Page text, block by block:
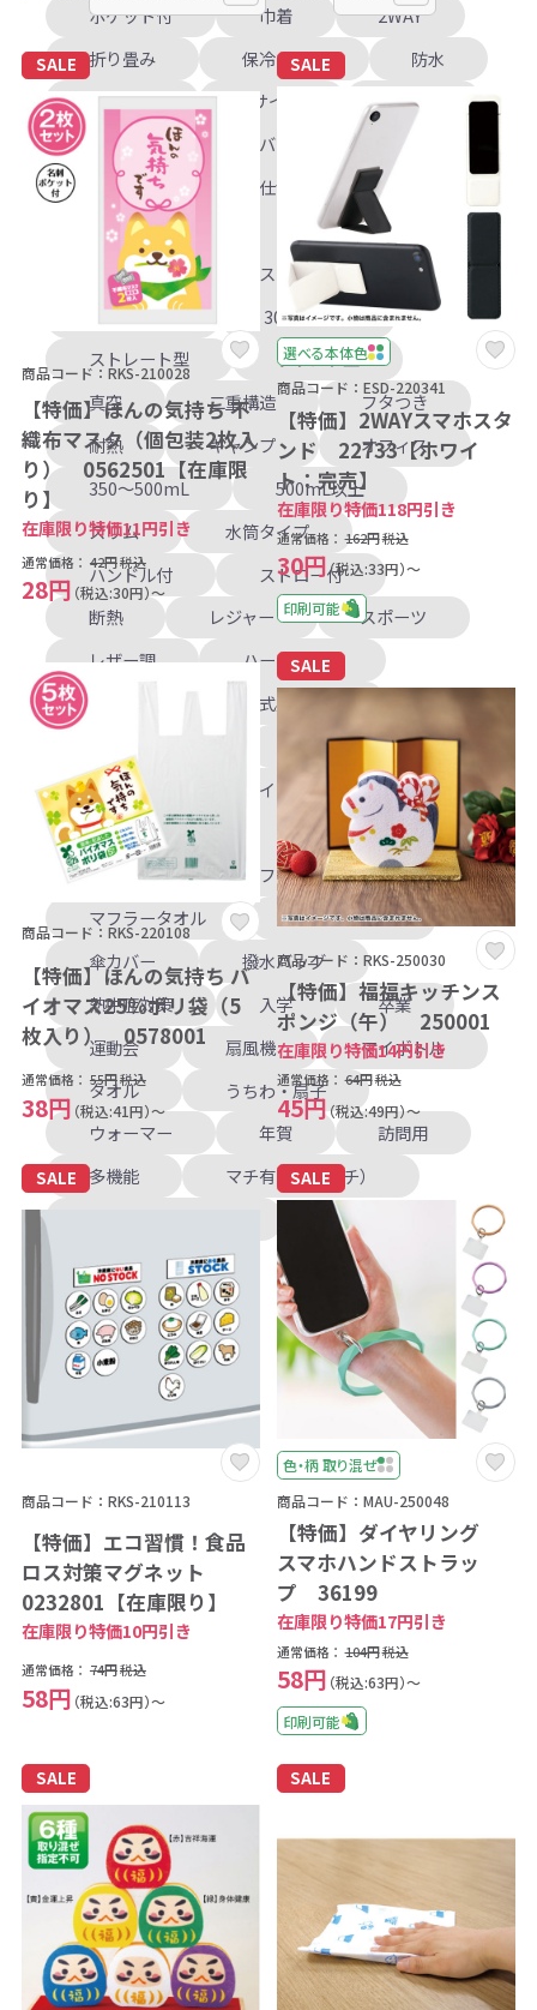
ポケット付
巾着
2WAY
折り畳み
保冷・保温
防水
レジかご
Sサイズ
トート
オーバル型
バニティ型
スクエア型
仕切りあり
ストラップ付
吊下げ可
薄型
ポリエステル
レザー
300mLまで
301mL以上
ストレート型
ラウンド型
真空
二重構造
フタつき
耐熱
キャンプ
オフィス
350～500mL
500mL以上
スリム
水筒タイプ
ハンドル付
ストロー付
断熱
レジャー
スポーツ
レザー調
ハードカバー
式典記念品
卒業記念品
懐中電灯
ライト
モバイルチャージャー
ブランケット
啓発グッズ
フェイスタオル
マフラータオル
ハンドタオル
傘カバー
撥水バッグ
熱中症対策
入学
卒業
運動会
扇風機
マイボトル
タオル
うちわ・扇子
ウォーマー
年賀
訪問用
多機能
マチ有り（横マチ）
SALE
商品コード：RKS-210028
【特価】ほんの気持ち 不
織布マスク（個包装2枚入
り） 0562501【在庫限
り】
在庫限り特価11円引き
通常価格： 42円税込
28円 （税込:30円）～
SALE
選べる本体色
商品コード：ESD-220341
【特価】2WAYスマホスタ
ンド 22733【ホワイ
ト：完売】
在庫限り特価118円引き
通常価格： 162円税込
30円（税込:33円）～
印刷可能
商品コード：RKS-220108
【特価】ほんの気持ち バ
イオマス25％ポリ袋（5
枚入り） 0578001
通常価格： 55円税込
38円 （税込:41円）～
SALE
商品コード：RKS-250030
【特価】福福キッチンス
ポンジ（午） 250001
在庫限り特価14円引き
通常価格： 64円税込
45円（税込:49円）～
SALE
商品コード：RKS-210113
【特価】エコ習慣！食品
ロス対策マグネット
0232801【在庫限り】
在庫限り特価10円引き
通常価格： 74円税込
58円 （税込:63円）～
SALE
色・柄 取り混ぜ
商品コード：MAU-250048
【特価】ダイヤリング
スマホハンドストラッ
プ 36199
在庫限り特価17円引き
通常価格： 104円税込
58円 （税込:63円）～
印刷可能
SALE SALE